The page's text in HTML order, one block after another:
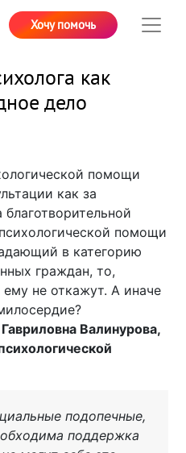
Хочу помочь
как
дело
помощи
как за
помощи
в категорию
граждан, то,
не откажут. А иначе
Валинурова,
подопечные,
поддержка